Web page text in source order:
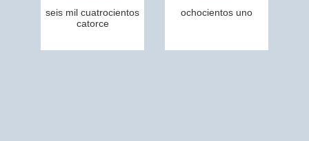
seis mil cuatrocientos
catorce
ochocientos uno